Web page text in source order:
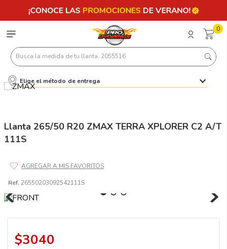
0
Busca la medida de tu llanta: 2055516
Elige el método de entrega
Llanta 265/50 R20 ZMAX TERRA XPLORER C2 A/T
111S
Ref. 26550203092542111S
$3040
Términos más buscados
6 185